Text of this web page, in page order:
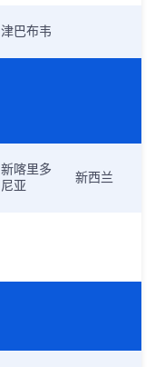
津巴布韦
新喀里多
尼亚
新西兰